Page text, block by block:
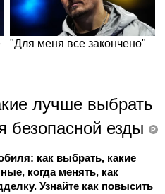
лучше выбрать
безопасной езды
P
как выбрать, какие
когда менять, как
Узнайте как повысить